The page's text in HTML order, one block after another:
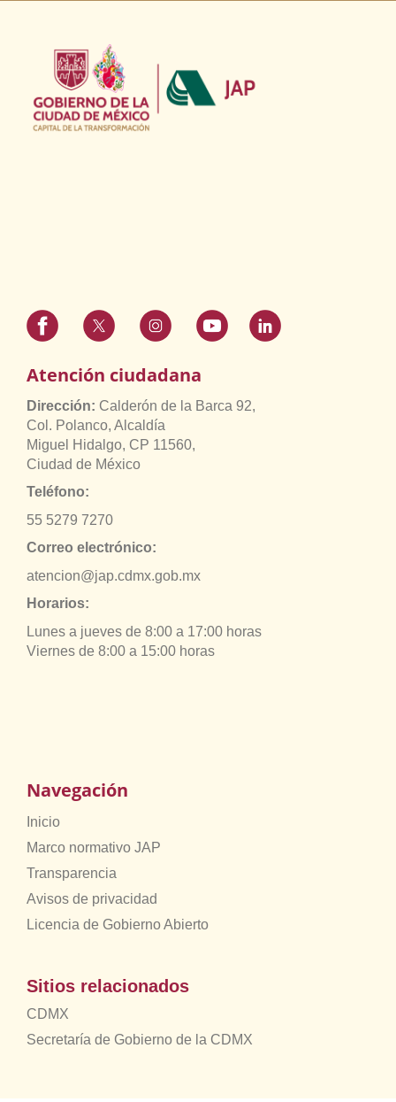
Atención ciudadana
Dirección: Calderón de la Barca 92,
Col. Polanco, Alcaldía
Miguel Hidalgo, CP 11560,
Ciudad de México
Teléfono:
55 5279 7270
Correo electrónico:
atencion@jap.cdmx.gob.mx
Horarios:
Lunes a jueves de 8:00 a 17:00 horas
Viernes de 8:00 a 15:00 horas
Navegación
Inicio
Marco normativo JAP
Transparencia
Avisos de privacidad
Licencia de Gobierno Abierto
Sitios relacionados
CDMX
Secretaría de Gobierno de la CDMX